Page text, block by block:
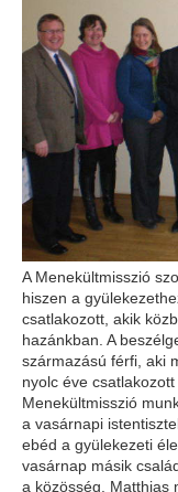
A Menekültmisszió
hiszen a
csatlakozott, akik
hazánkban. A
származású férfi, aki
nyolc éve
Menekültmisszió
a vasárnapi
ebéd a gyülekezeti
vasárnap másik
a közösség. Matthias